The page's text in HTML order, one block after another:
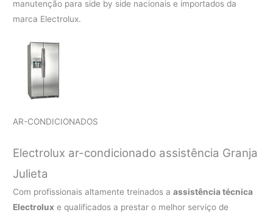
manutenção para side by side nacionais e importados da
marca Electrolux.
AR-CONDICIONADOS
Electrolux ar-condicionado assistência Granja
Julieta
Com profissionais altamente treinados aassistência técnica
Electrolux e qualificados a prestar o melhor serviço de